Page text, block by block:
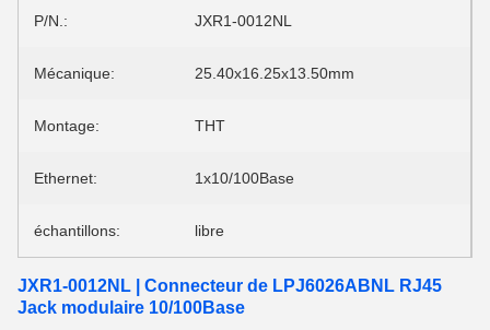
P/N.: JXR1-0012NL
Mécanique: 25.40x16.25x13.50mm
Montage: THT
Ethernet: 1x10/100Base
échantillons: libre
JXR1-0012NL | Connecteur de LPJ6026ABNL RJ45
Jack modulaire 10/100Base